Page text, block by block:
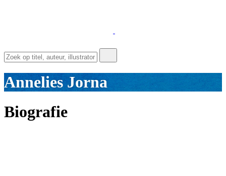
Annelies Jorna
Biografie